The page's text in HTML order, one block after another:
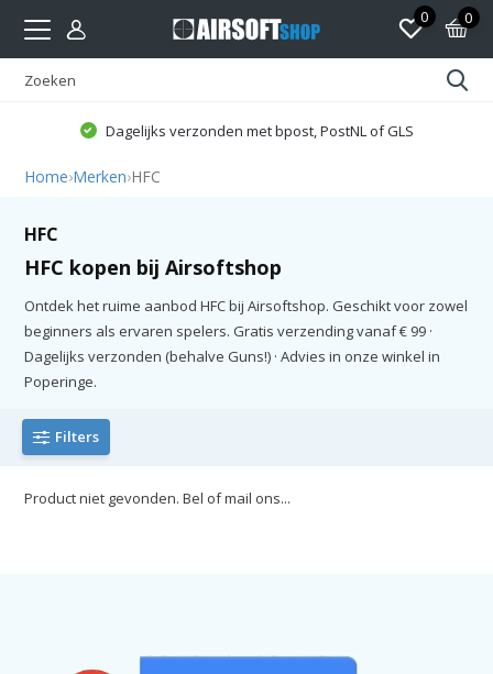
0 0
Dagelijks verzonden met bpost, PostNL of GLS
Home›Merken›HFC
HFC
HFC kopen bij Airsoftshop
Ontdek het ruime aanbod HFC bij Airsoftshop. Geschikt voor zowel
beginners als ervaren spelers. Gratis verzending vanaf € 99 ·
Dagelijks verzonden (behalve Guns!) · Advies in onze winkel in
Poperinge.
Filters
Product niet gevonden. Bel of mail ons...